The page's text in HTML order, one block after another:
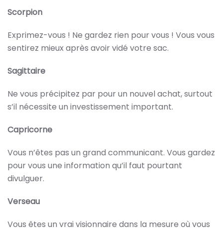
Scorpion
Exprimez-vous ! Ne gardez rien pour vous ! Vous vous
sentirez mieux après avoir vidé votre sac.
Sagittaire
Ne vous précipitez par pour un nouvel achat, surtout
s’il nécessite un investissement important.
Capricorne
Vous n’êtes pas un grand communicant. Vous gardez
pour vous une information qu’il faut pourtant
divulguer.
Verseau
Vous êtes un vrai visionnaire dans la mesure où vous